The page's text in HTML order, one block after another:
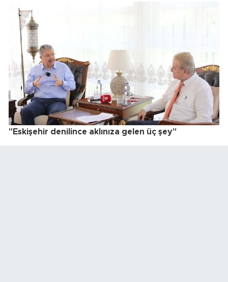
"Eskişehir denilince aklınıza gelen üç şey"